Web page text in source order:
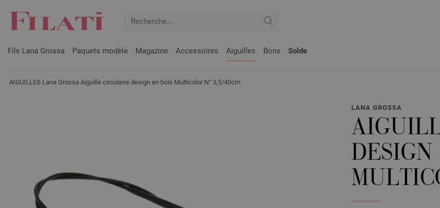
Fils Lana Grossa Paquets modèle Magazine Accessoires Aiguilles Bons Solde
AIGUILLES Lana Grossa Aiguille circulaire design en bois Multicolor N° 3,5/40cm
LANA GROSSA
DESIGN